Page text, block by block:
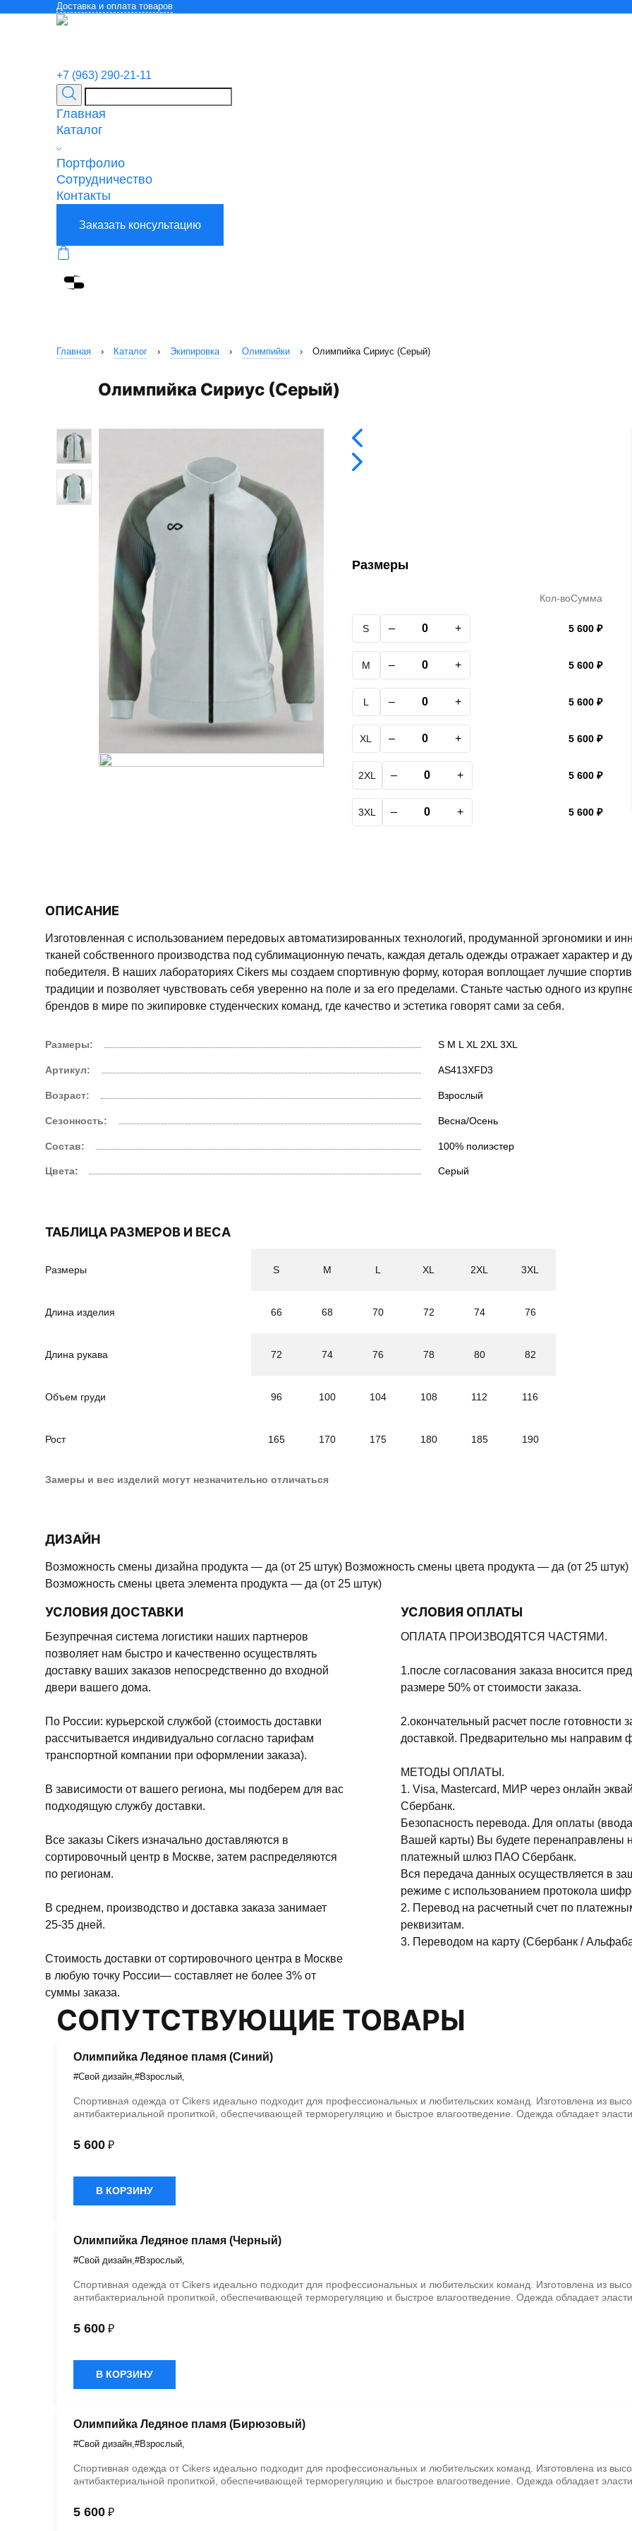
Доставка и оплата товаров
+7 (963) 290-21-11
Главная
Каталог
Портфолио
Сотрудничество
Контакты
Заказать консультацию
Главная › Каталог › Экипировка › Олимпийки › Олимпийка Сириус (Серый)
Олимпийка Сириус (Серый)
Размеры
Кол-воСумма
S – + 5 600 ₽
M – + 5 600 ₽
L – + 5 600 ₽
XL – + 5 600 ₽
2XL – + 5 600 ₽
3XL – + 5 600 ₽
ОПИСАНИЕ
Изготовленная с использованием передовых автоматизированных технологий, продуманной эргономики и
тканей собственного производства под сублимационную печать, каждая деталь одежды отражает характер и
победителя. В наших лабораториях Cikers мы создаем спортивную форму, которая воплощает лучшие
традиции и позволяет чувствовать себя уверенно на поле и за его пределами. Станьте частью одного из
брендов в мире по экипировке студенческих команд, где качество и эстетика говорят сами за себя.
Размеры: SM LXL2XL3XL
Артикул: AS413XFD3
Возраст: Взрослый
Сезонность: Весна/Осень
Состав: 100% полиэстер
Цвета: Серый
ТАБЛИЦА РАЗМЕРОВ И ВЕСА
Размеры
Длина изделия
Длина рукава
Объем груди
Рост
S
66
72
96
165
M
68
74
100
170
L
70
76
104
175
XL
72
78
108
180
2XL
74
80
112
185
3XL
76
82
116
190
Замеры и вес изделий могут незначительно отличаться
ДИЗАЙН
Возможность смены дизайна продукта — да (от 25 штук) Возможность смены цвета продукта — да (от 25 штук)
Возможность смены цвета элемента продукта — да (от 25 штук)
УСЛОВИЯ ДОСТАВКИ
Безупречная система логистики наших партнеров
позволяет нам быстро и качественно осуществлять
доставку ваших заказов непосредственно до входной
двери вашего дома.
По России: курьерской службой (стоимость доставки
рассчитывается индивидуально согласно тарифам
транспортной компании при оформлении заказа).
В зависимости от вашего региона, мы подберем для вас
подходящую службу доставки.
Все заказы Cikers изначально доставляются в
сортировочный центр в Москве, затем распределяются
по регионам.
В среднем, производство и доставка заказа занимает
25-35 дней.
Стоимость доставки от сортировочного центра в Москве
в любую точку России— составляет не более 3% от
суммы заказа.
УСЛОВИЯ ОПЛАТЫ
ОПЛАТА ПРОИЗВОДЯТСЯ ЧАСТЯМИ.
1.после согласования заказа вносится
размере 50% от стоимости заказа.
2.окончательный расчет после готовности
доставкой. Предварительно мы направим
МЕТОДЫ ОПЛАТЫ.
1. Visa, Mastercard, МИР через онлайн
Сбербанк.
Безопасность перевода. Для оплаты
Вашей карты) Вы будете перенаправлены
платежный шлюз ПАО Сбербанк.
Вся передача данных осуществляется в
режиме с использованием протокола
2. Перевод на расчетный счет по
реквизитам.
3. Переводом на карту (Сбербанк /
СОПУТСТВУЮЩИЕ ТОВАРЫ
Олимпийка Ледяное пламя (Синий)
#Свой дизайн,#Взрослый,
Спортивная одежда от Cikers идеально подходит для профессиональных и любительских команд. Изготовлена из
антибактериальной пропиткой, обеспечивающей терморегуляцию и быстрое влагоотведение. Одежда обладает
5 600 ₽
В КОРЗИНУ
Олимпийка Ледяное пламя (Черный)
#Свой дизайн,#Взрослый,
Спортивная одежда от Cikers идеально подходит для профессиональных и любительских команд. Изготовлена из
антибактериальной пропиткой, обеспечивающей терморегуляцию и быстрое влагоотведение. Одежда обладает
5 600 ₽
В КОРЗИНУ
Олимпийка Ледяное пламя (Бирюзовый)
#Свой дизайн,#Взрослый,
Спортивная одежда от Cikers идеально подходит для профессиональных и любительских команд. Изготовлена из
антибактериальной пропиткой, обеспечивающей терморегуляцию и быстрое влагоотведение. Одежда обладает
5 600 ₽